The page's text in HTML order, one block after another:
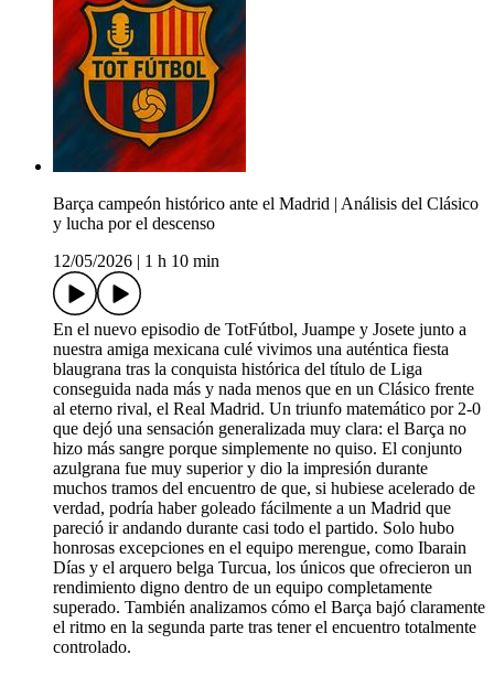
Barça campeón histórico ante el Madrid | Análisis del Clásico
y lucha por el descenso
12/05/2026
1 h 10 min
En el nuevo episodio de TotFútbol, Juampe y Josete junto a
nuestra amiga mexicana culé vivimos una auténtica fiesta
blaugrana tras la conquista histórica del título de Liga
conseguida nada más y nada menos que en un Clásico frente
al eterno rival, el Real Madrid. Un triunfo matemático por 2-0
que dejó una sensación generalizada muy clara: el Barça no
hizo más sangre porque simplemente no quiso. El conjunto
azulgrana fue muy superior y dio la impresión durante
muchos tramos del encuentro de que, si hubiese acelerado de
verdad, podría haber goleado fácilmente a un Madrid que
pareció ir andando durante casi todo el partido. Solo hubo
honrosas excepciones en el equipo merengue, como Ibarain
Días y el arquero belga Turcua, los únicos que ofrecieron un
rendimiento digno dentro de un equipo completamente
superado. También analizamos cómo el Barça bajó claramente
el ritmo en la segunda parte tras tener el encuentro totalmente
controlado.